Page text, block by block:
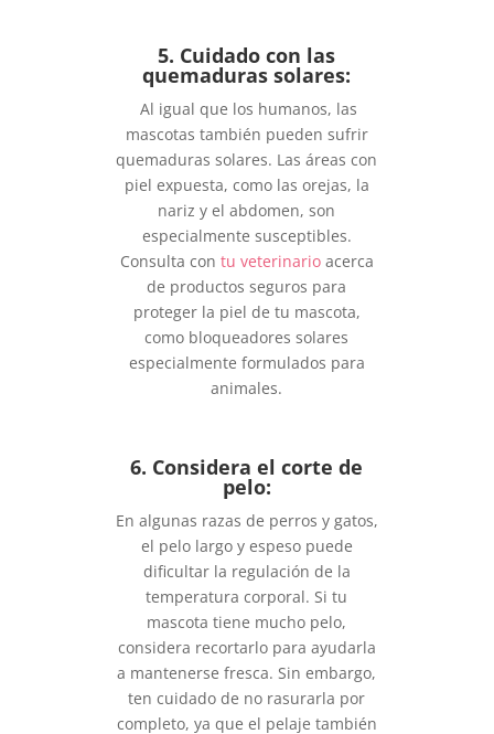
5. Cuidado con las
quemaduras solares:
Al igual que los humanos, las
mascotas también pueden sufrir
quemaduras solares. Las áreas con
piel expuesta, como las orejas, la
nariz y el abdomen, son
especialmente susceptibles.
Consulta con tu veterinarioacerca
de productos seguros para
proteger la piel de tu mascota,
como bloqueadores solares
especialmente formulados para
animales.
6. Considera el corte de
pelo:
En algunas razas de perros y gatos,
el pelo largo y espeso puede
dificultar la regulación de la
temperatura corporal. Si tu
mascota tiene mucho pelo,
considera recortarlo para ayudarla
a mantenerse fresca. Sin embargo,
ten cuidado de no rasurarla por
completo, ya que el pelaje también